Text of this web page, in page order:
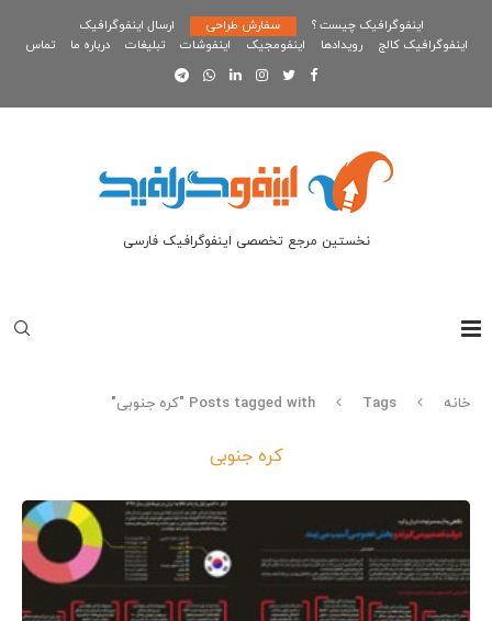
اینفوگرافیک چیست ؟ سفارش طراحی
ارسال اینفوگرافیک
اینفوگرافیک کالج
رویدادها اینفومجیک اینفوشات تبلیغات درباره ما تماس
نخستین مرجع تخصصی اینفوگرافیک فارسی
خانه Tags Posts tagged with "کره جنوبی"
کره جنوبی